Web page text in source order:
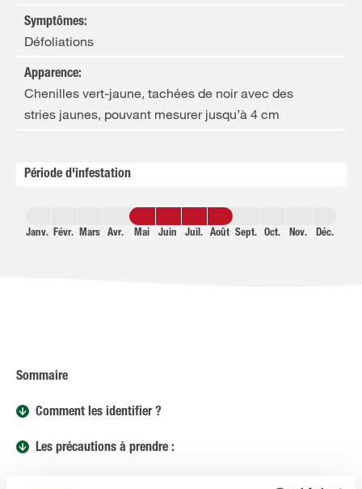
Symptômes:
Défoliations
Apparence:
Chenilles vert-jaune, tachées de noir avec des
stries jaunes, pouvant mesurer jusqu’à 4 cm
Période d'infestation
Janv. Févr. Mars Avr. Mai Juin Juil. Août Sept. Oct. Nov. Déc.
Sommaire
Comment les identifier ?
Les précautions à prendre :